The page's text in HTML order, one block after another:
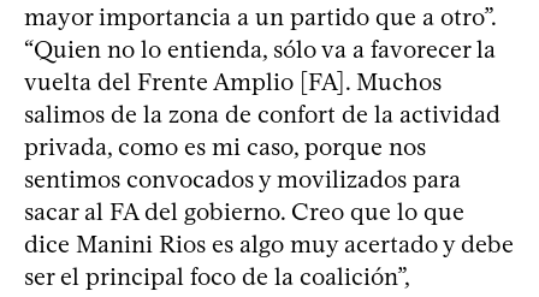
mayor importancia a un partido que a otro”.
“Quien no lo entienda, sólo va a favorecer la
vuelta del Frente Amplio [FA]. Muchos
salimos de la zona de confort de la actividad
privada, como es mi caso, porque nos
sentimos convocados y movilizados para
sacar al FA del gobierno. Creo que lo que
dice Manini Rios es algo muy acertado y debe
ser el principal foco de la coalición”,